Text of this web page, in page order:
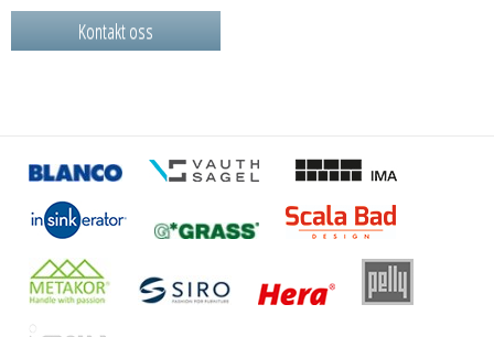
Kontakt oss